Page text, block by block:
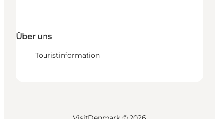
Über uns
Touristinformation